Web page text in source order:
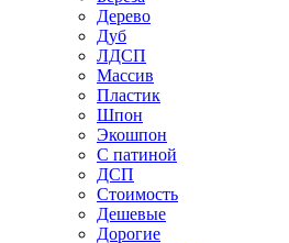
Дерево
Дуб
ЛДСП
Массив
Пластик
Шпон
Экошпон
С патиной
ДСП
Стоимость
Дешевые
Дорогие